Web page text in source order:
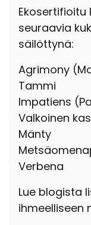
seuraavia
säilöttynä:
Agrimony
Tammi
Impatiens
Valkoinen
Mänty
Verbena
Lue blogista
ihmeelliseen